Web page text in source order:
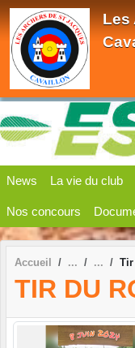
Les
News La vie du club
Nos concours
Accueil Tir
TIR DU
Panneau de gestion